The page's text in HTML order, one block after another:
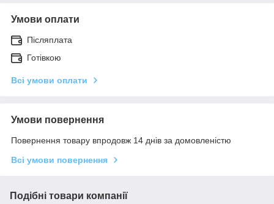
Умови оплати
Післяплата
Готівкою
Всі умови оплати
Умови повернення
Повернення товару впродовж 14 днів за домовленістю
Всі умови повернення
Подібні товари компанії